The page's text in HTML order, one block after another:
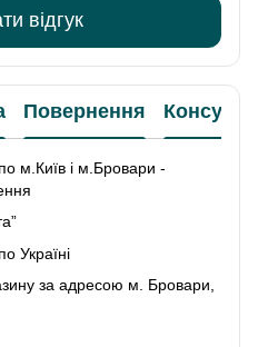
відгук
Повернення
м.Київ і м.Бровари -
Україні
за адресою м. Бровари,